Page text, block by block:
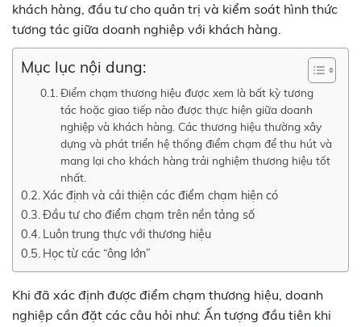
khách hàng, đầu tư cho quản trị và kiểm soát hình thức
tương tác giữa doanh nghiệp với khách hàng.
Mục lục nội dung:
Điểm chạm thương hiệu được xem là bất kỳ tương
tác hoặc giao tiếp nào được thực hiện giữa doanh
nghiệp và khách hàng. Các thương hiệu thường xây
dựng và phát triển hệ thống điểm chạm để thu hút và
mang lại cho khách hàng trải nghiệm thương hiệu tốt
nhất.
Xác định và cải thiện các điểm chạm hiện có
Đầu tư cho điểm chạm trên nền tảng số
Luôn trung thực với thương hiệu
Học từ các “ông lớn”
Khi đã xác định được điểm chạm thương hiệu, doanh
nghiệp cần đặt các câu hỏi như: Ấn tượng đầu tiên khi